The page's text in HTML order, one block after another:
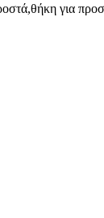
για